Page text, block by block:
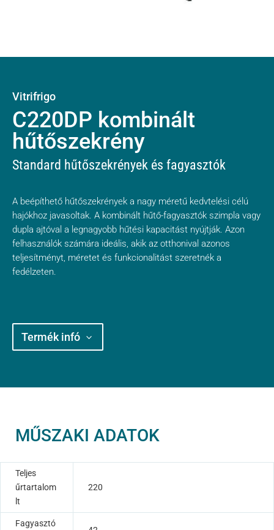
Vitrifrigo
C220DP kombinált
hűtőszekrény
Standard hűtőszekrények és fagyasztók
A beépíthető hűtőszekrények a nagy méretű kedvtelési célú
hajókhoz javasoltak. A kombinált hűtő-fagyasztók szimpla vagy
dupla ajtóval a legnagyobb hűtési kapacitást nyújtják. Azon
felhasználók számára ideális, akik az otthonival azonos
teljesítményt, méretet és funkcionalitást szeretnék a
fedélzeten.
Termék infó
MŰSZAKI ADATOK
Teljes
űrtartalom
lt
220
Fagyasztó